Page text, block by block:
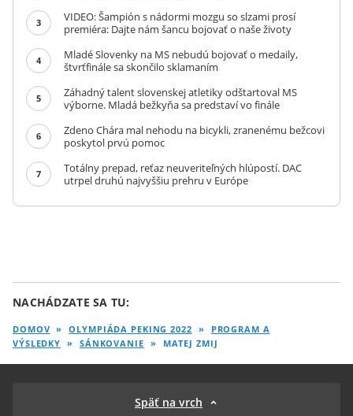
3
VIDEO: Šampión s nádormi mozgu so slzami prosí
premiéra: Dajte nám šancu bojovať o naše životy
4
Mladé Slovenky na MS nebudú bojovať o medaily,
štvrťfinále sa skončilo sklamaním
5
Záhadný talent slovenskej atletiky odštartoval MS
výborne. Mladá bežkyňa sa predstaví vo finále
6
Zdeno Chára mal nehodu na bicykli, zranenému bežcovi
poskytol prvú pomoc
7
Totálny prepad, reťaz neuveriteľných hlúpostí. DAC
utrpel druhú najvyššiu prehru v Európe
NACHÁDZATE SA TU:
DOMOV » OLYMPIÁDA PEKING 2022 »
PROGRAM A
VÝSLEDKY
» SÁNKOVANIE » MATEJ ZMIJ
Späť na vrch